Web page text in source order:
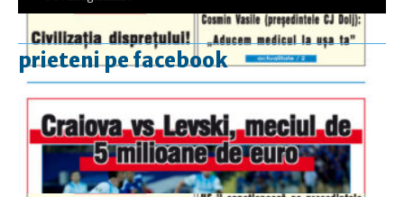
prieteni pe facebook